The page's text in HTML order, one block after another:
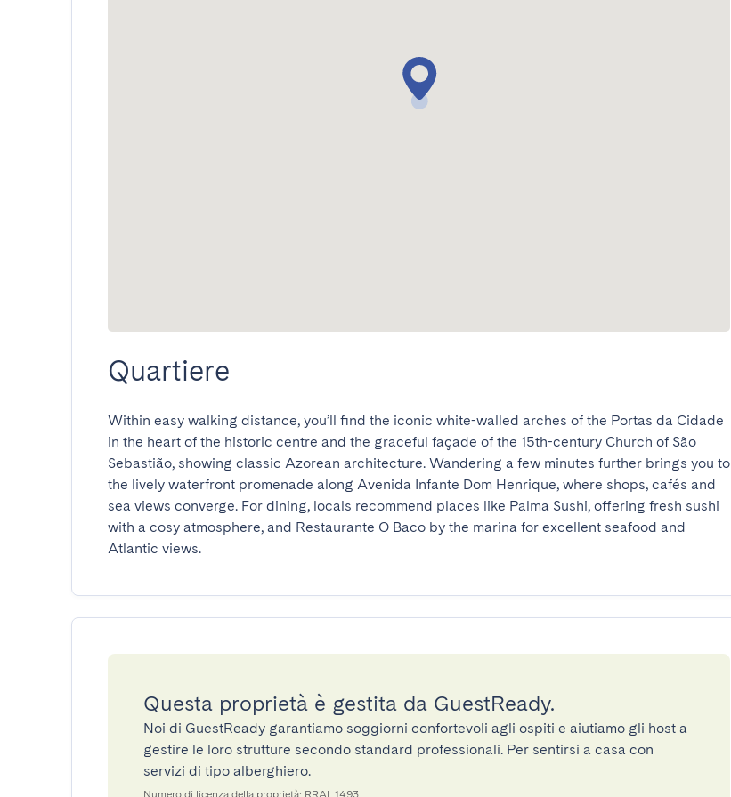
Quartiere
Within easy walking distance, you’ll find the iconic white-walled arches of the Portas da Cidade
in the heart of the historic centre and the graceful façade of the 15th-century Church of São
Sebastião, showing classic Azorean architecture. Wandering a few minutes further brings you to
the lively waterfront promenade along Avenida Infante Dom Henrique, where shops, cafés and
sea views converge. For dining, locals recommend places like Palma Sushi, offering fresh sushi
with a cosy atmosphere, and Restaurante O Baco by the marina for excellent seafood and
Atlantic views.
Questa proprietà è gestita da GuestReady.
Noi di GuestReady garantiamo soggiorni confortevoli agli ospiti e aiutiamo gli host a
gestire le loro strutture secondo standard professionali. Per sentirsi a casa con
servizi di tipo alberghiero.
Numero di licenza della proprietà: RRAL 1493